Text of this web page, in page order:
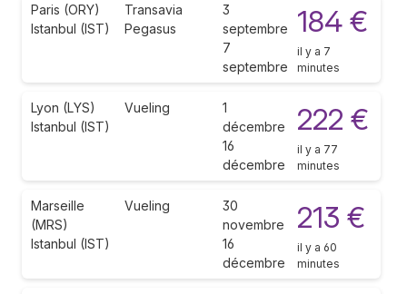
Paris (ORY)
Istanbul (IST)
Transavia
Pegasus
3
septembre
7
septembre
184 €
il y a 7
minutes
Lyon (LYS)
Istanbul (IST)
Vueling
1
décembre
16
décembre
222 €
il y a 77
minutes
Marseille
(MRS)
Istanbul (IST)
Vueling
30
novembre
16
décembre
213 €
il y a 60
minutes